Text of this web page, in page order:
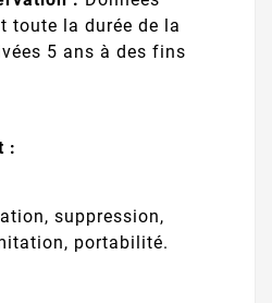
toute la durée de la
5 ans à des fins
:
suppression,
portabilité.